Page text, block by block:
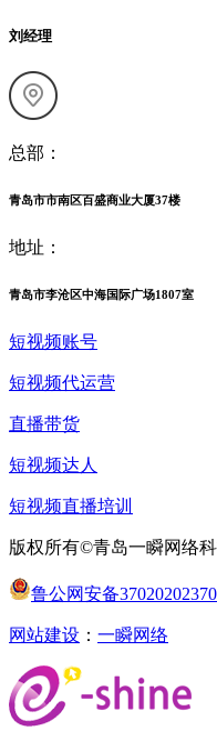
刘经理
总部：
青岛市市南区百盛商业大厦37楼
地址：
青岛市李沧区中海国际广场1807室
短视频账号
短视频代运营
直播带货
短视频达人
短视频直播培训
版权所有©青岛一瞬网络
鲁公网安备
网站建设 ： 一瞬网络